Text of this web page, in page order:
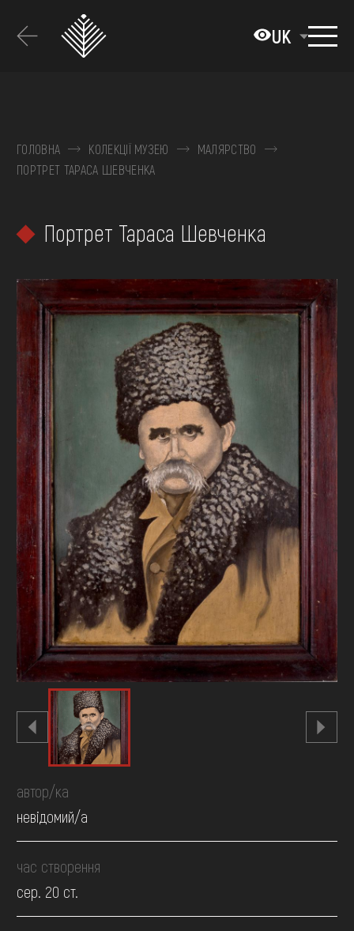
основного
UK
КОЛЕКЦІЇ
ВИСТАВКИ ТА ПОДІЇ
ВІДВІДАТИ
НАВЧИТИСЯ
ПОСЛУГИ
ОНЛАЙН-КРАМНИЦЯ
ПІДТРИМАТИ
ГОЛОВНА КОЛЕКЦІЇ МУЗЕЮ
МАЛЯРСТВО
ПОРТРЕТ ТАРАСА ШЕВЧЕНКА
Портрет Тараса Шевченка
автор/ка
невідомий/а
час створення
сер. 20 ст.